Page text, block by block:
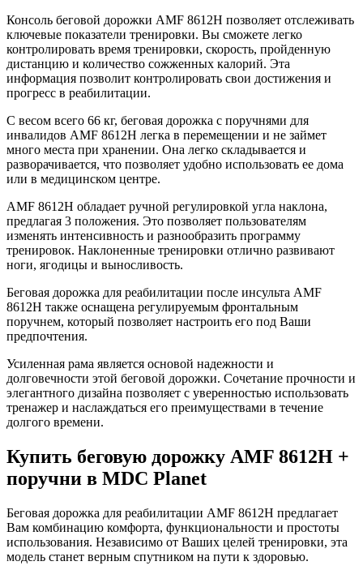
Консоль беговой дорожки AMF 8612H позволяет отслеживать
ключевые показатели тренировки. Вы сможете легко
контролировать время тренировки, скорость, пройденную
дистанцию и количество сожженных калорий. Эта
информация позволит контролировать свои достижения и
прогресс в реабилитации.
С весом всего 66 кг, беговая дорожка с поручнями для
инвалидов AMF 8612H легка в перемещении и не займет
много места при хранении. Она легко складывается и
разворачивается, что позволяет удобно использовать ее дома
или в медицинском центре.
AMF 8612H обладает ручной регулировкой угла наклона,
предлагая 3 положения. Это позволяет пользователям
изменять интенсивность и разнообразить программу
тренировок. Наклоненные тренировки отлично развивают
ноги, ягодицы и выносливость.
Беговая дорожка для реабилитации после инсульта AMF
8612H также оснащена регулируемым фронтальным
поручнем, который позволяет настроить его под Ваши
предпочтения.
Усиленная рама является основой надежности и
долговечности этой беговой дорожки. Сочетание прочности и
элегантного дизайна позволяет с уверенностью использовать
тренажер и наслаждаться его преимуществами в течение
долгого времени.
Купить беговую дорожку AMF 8612H +
поручни в MDC Planet
Беговая дорожка для реабилитации AMF 8612H предлагает
Вам комбинацию комфорта, функциональности и простоты
использования. Независимо от Ваших целей тренировки, эта
модель станет верным спутником на пути к здоровью.